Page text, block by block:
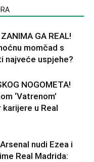
GA REAL!
momčad s
najveće uspjehe?
NOGOMETA!
‘Vatrenom’
u Real
nudi Ezea i
Real Madrida: